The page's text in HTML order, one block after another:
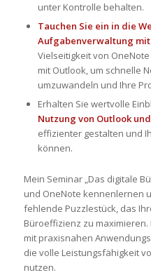
unter Kontrolle behalten.
Tauchen Sie ein in die
Aufgabenverwaltung mit
Vielseitigkeit von
mit Outlook, um schnelle
umzuwandeln und Ihre
Erhalten Sie wertvolle
Nutzung von Outlook
effizienter gestalten und
können.
Mein Seminar „Das digitale
und OneNote kennenlernen
fehlende Puzzlestück, das
Büroeffizienz zu
mit praxisnahen
die volle Leistungsfähigkeit
nutzen.